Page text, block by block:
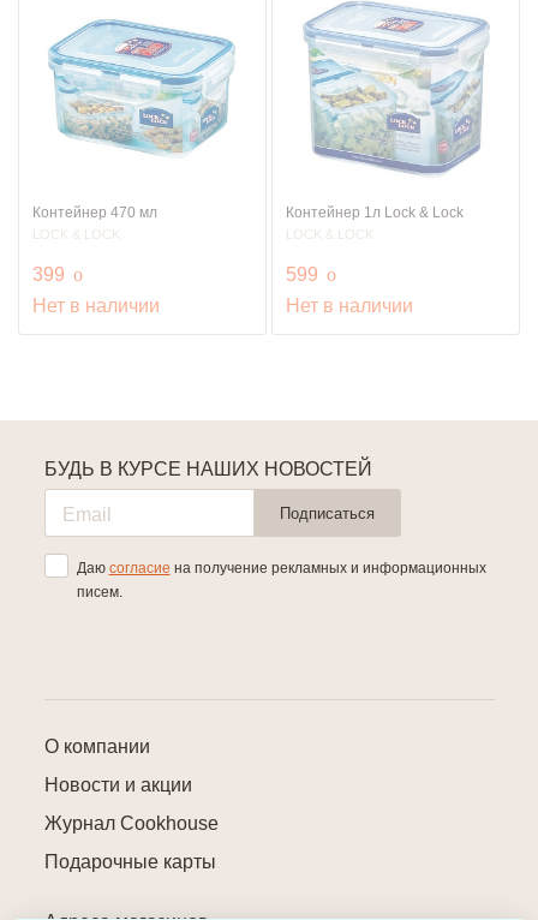
Контейнер 470 мл
LOCK & LOCK
399 руб.
o
Нет в наличии
Контейнер 1л Lock & Lock
LOCK & LOCK
599 руб.
o
Нет в наличии
О компании
Новости и акции
Журнал Cookhouse
Подарочные карты
БУДЬ В КУРСЕ НАШИХ НОВОСТЕЙ
Подписаться
Даю согласие на получение рекламных и информационных
писем.